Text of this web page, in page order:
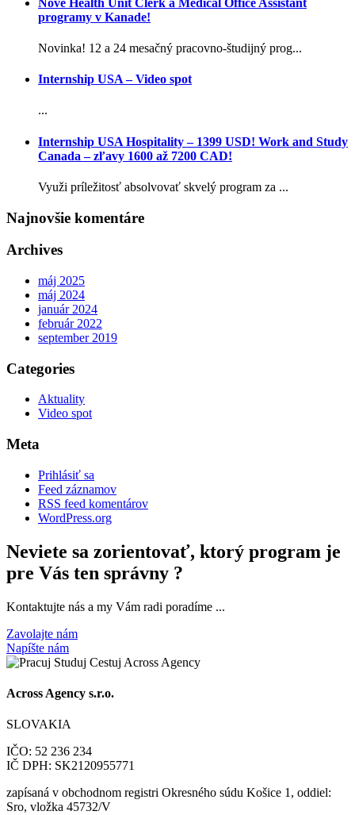
programy v Kanade!
Novinka! 12 a 24 mesačný pracovno-študijný prog...
Internship USA – Video spot
...
Internship USA Hospitality – 1399 USD! Work and Study
Canada – zľavy 1600 až 7200 CAD!
Využi príležitosť absolvovať skvelý program za ...
Najnovšie komentáre
Archives
máj 2025
máj 2024
január 2024
február 2022
september 2019
Categories
Aktuality
Video spot
Meta
Prihlásiť sa
Feed záznamov
RSS feed komentárov
WordPress.org
Neviete sa zorientovať, ktorý program je
pre Vás ten správny ?
Kontaktujte nás a my Vám radi poradíme ...
Zavolajte nám
Napíšte nám
Across Agency s.r.o.
SLOVAKIA
IČO: 52 236 234
IČ DPH: SK2120955771
zapísaná v obchodnom registri Okresného súdu Košice 1, oddiel:
Sro, vložka 45732/V